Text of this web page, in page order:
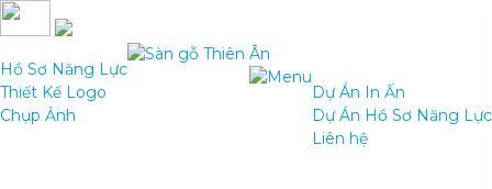
Hồ Sơ Năng Lực
Thiết Kế Logo
Chụp Ảnh
Dự Án In Ấn
Dự Án Hồ Sơ Năng Lực
Liên hệ